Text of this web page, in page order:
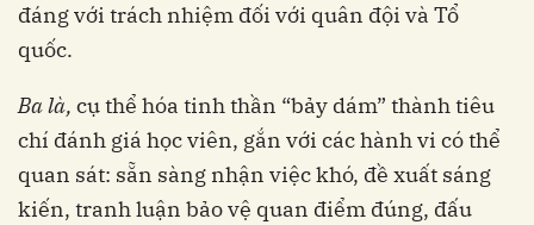
đáng với trách nhiệm đối với quân đội và Tổ
quốc.
Ba là, cụ thể hóa tinh thần “bảy dám” thành tiêu
chí đánh giá học viên, gắn với các hành vi có thể
quan sát: sẵn sàng nhận việc khó, đề xuất sáng
kiến, tranh luận bảo vệ quan điểm đúng, đấu